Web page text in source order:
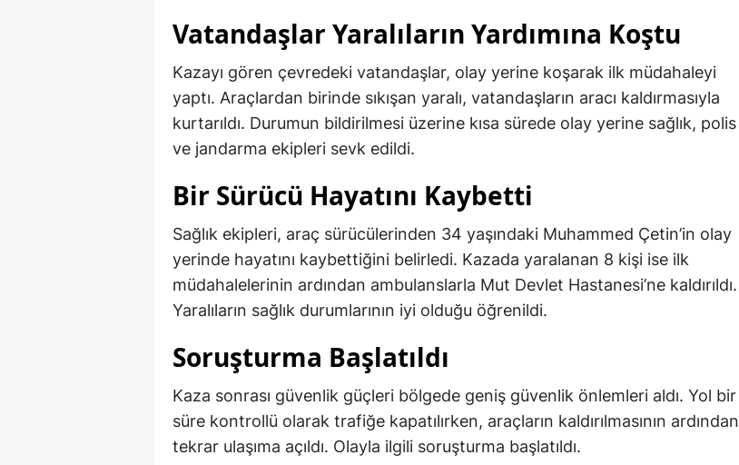
Vatandaşlar Yaralıların Yardımına Koştu
Kazayı gören çevredeki vatandaşlar, olay yerine koşarak ilk müdahaleyi
yaptı. Araçlardan birinde sıkışan yaralı, vatandaşların aracı kaldırmasıyla
kurtarıldı. Durumun bildirilmesi üzerine kısa sürede olay yerine sağlık, polis
ve jandarma ekipleri sevk edildi.
Bir Sürücü Hayatını Kaybetti
Sağlık ekipleri, araç sürücülerinden 34 yaşındaki Muhammed Çetin’in olay
yerinde hayatını kaybettiğini belirledi. Kazada yaralanan 8 kişi ise ilk
müdahalelerinin ardından ambulanslarla Mut Devlet Hastanesi’ne kaldırıldı.
Yaralıların sağlık durumlarının iyi olduğu öğrenildi.
Soruşturma Başlatıldı
Kaza sonrası güvenlik güçleri bölgede geniş güvenlik önlemleri aldı. Yol bir
süre kontrollü olarak trafiğe kapatılırken, araçların kaldırılmasının ardından
tekrar ulaşıma açıldı. Olayla ilgili soruşturma başlatıldı.